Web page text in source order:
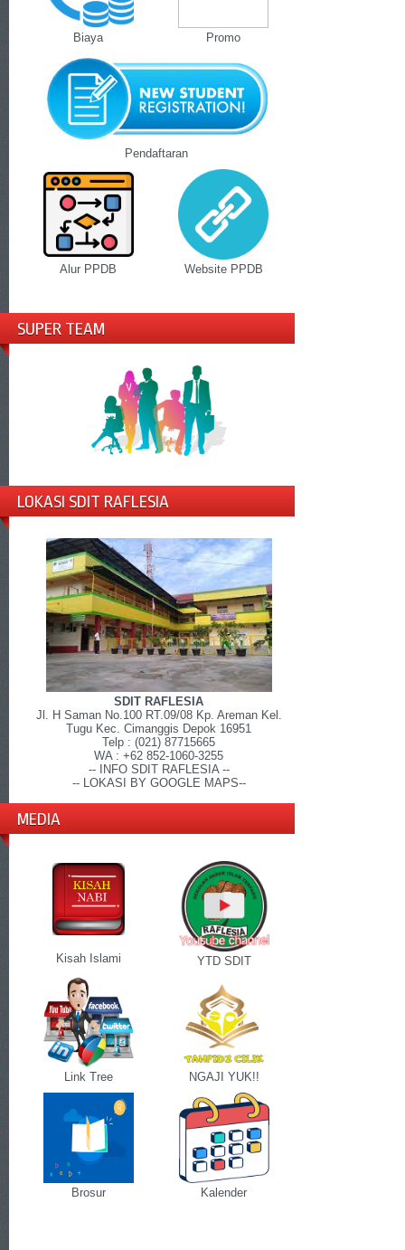
Biaya Promo
Pendaftaran
Alur PPDB Website PPDB
SUPER TEAM
LOKASI SDIT RAFLESIA
SDIT RAFLESIA
Jl. H Saman No.100 RT.09/08 Kp. Areman Kel.
Tugu Kec. Cimanggis Depok 16951
Telp : (021) 87715665
WA : +62 852-1060-3255
-- INFO SDIT RAFLESIA --
-- LOKASI BY GOOGLE MAPS--
MEDIA
Kisah Islami YTD SDIT
Link Tree NGAJI YUK!!
Brosur Kalender